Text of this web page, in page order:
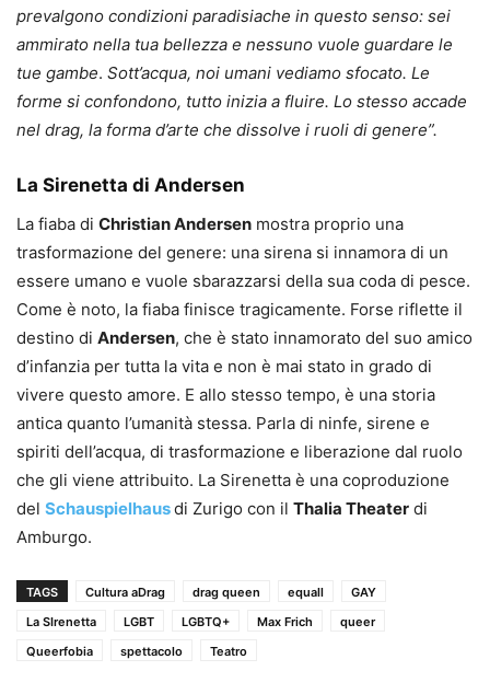
prevalgono condizioni paradisiache in questo senso: sei
ammirato nella tua bellezza e nessuno vuole guardare le
tue gambe. Sott’acqua, noi umani vediamo sfocato. Le
forme si confondono, tutto inizia a fluire. Lo stesso accade
nel drag, la forma d’arte che dissolve i ruoli di genere”.
La Sirenetta di Andersen
La fiaba di Christian Andersen mostra proprio una
trasformazione del genere: una sirena si innamora di un
essere umano e vuole sbarazzarsi della sua coda di pesce.
Come è noto, la fiaba finisce tragicamente. Forse riflette il
destino di Andersen, che è stato innamorato del suo amico
d’infanzia per tutta la vita e non è mai stato in grado di
vivere questo amore. E allo stesso tempo, è una storia
antica quanto l’umanità stessa. Parla di ninfe, sirene e
spiriti dell’acqua, di trasformazione e liberazione dal ruolo
che gli viene attribuito. La Sirenetta è una coproduzione
del Schauspielhausdi Zurigo con il Thalia Theater di
Amburgo.
TAGS Cultura aDrag drag queen equall
GAY
La SIrenetta
LGBT LGBTQ+ Max Frich
queer
Queerfobia
spettacolo Teatro